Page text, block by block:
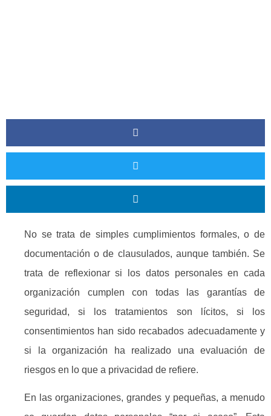
No se trata de simples cumplimientos formales, o de
documentación o de clausulados, aunque también. Se
trata de reflexionar si los datos personales en cada
organización cumplen con todas las garantías de
seguridad, si los tratamientos son lícitos, si los
consentimientos han sido recabados adecuadamente y
si la organización ha realizado una evaluación de
riesgos en lo que a privacidad de refiere.
En las organizaciones, grandes y pequeñas, a menudo